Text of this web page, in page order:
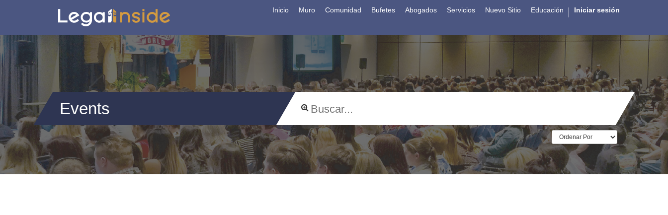
Inicio Muro Comunidad Bufetes Abogados Servicios Nuevo Sitio Educación Iniciar sesión
Events